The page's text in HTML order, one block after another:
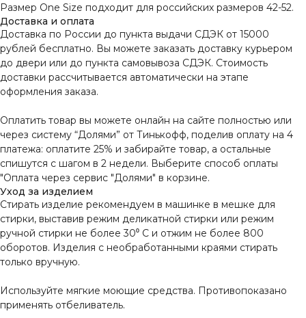
Размер One Size подходит для российских размеров 42-52.
Доставка и оплата
Доставка по России до пункта выдачи СДЭК от 15000
рублей бесплатно. Вы можете заказать доставку курьером
до двери или до пункта самовывоза СДЭК. Стоимость
доставки рассчитывается автоматически на этапе
оформления заказа.
Оплатить товар вы можете онлайн на сайте полностью или
через систему “Долями” от Тинькофф, поделив оплату на 4
платежа: оплатите 25% и забирайте товар, а остальные
спишутся с шагом в 2 недели. Выберите способ оплаты
"Оплата через сервис "Долями" в корзине.
Уход за изделием
Стирать изделие рекомендуем в машинке в мешке для
стирки, выставив режим деликатной стирки или режим
ручной стирки не более 30⁰ С и отжим не более 800
оборотов. Изделия с необработанными краями стирать
только вручную.
Используйте мягкие моющие средства. Противопоказано
применять отбеливатель.
ИСКЛЮЧИТЕЛЬНОЕ КАЧЕСТВО КАЖДОГО
ИЗДЕЛИЯ
Контроль качества на каждом этапе
производства
БЕСПЛАТНАЯ ДОСТАВКА ПРИ ЗАКАЗЕ ОТ
15000 РУБ.